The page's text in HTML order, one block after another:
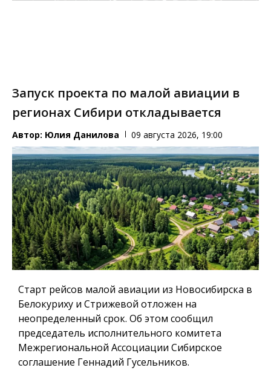
Запуск проекта по малой авиации в
регионах Сибири откладывается
Автор: Юлия Данилова 09 августа 2026, 19:00
Старт рейсов малой авиации из Новосибирска в
Белокуриху и Стрижевой отложен на
неопределенный срок. Об этом сообщил
председатель исполнительного комитета
Межрегиональной Ассоциации Сибирское
соглашение Геннадий Гусельников.